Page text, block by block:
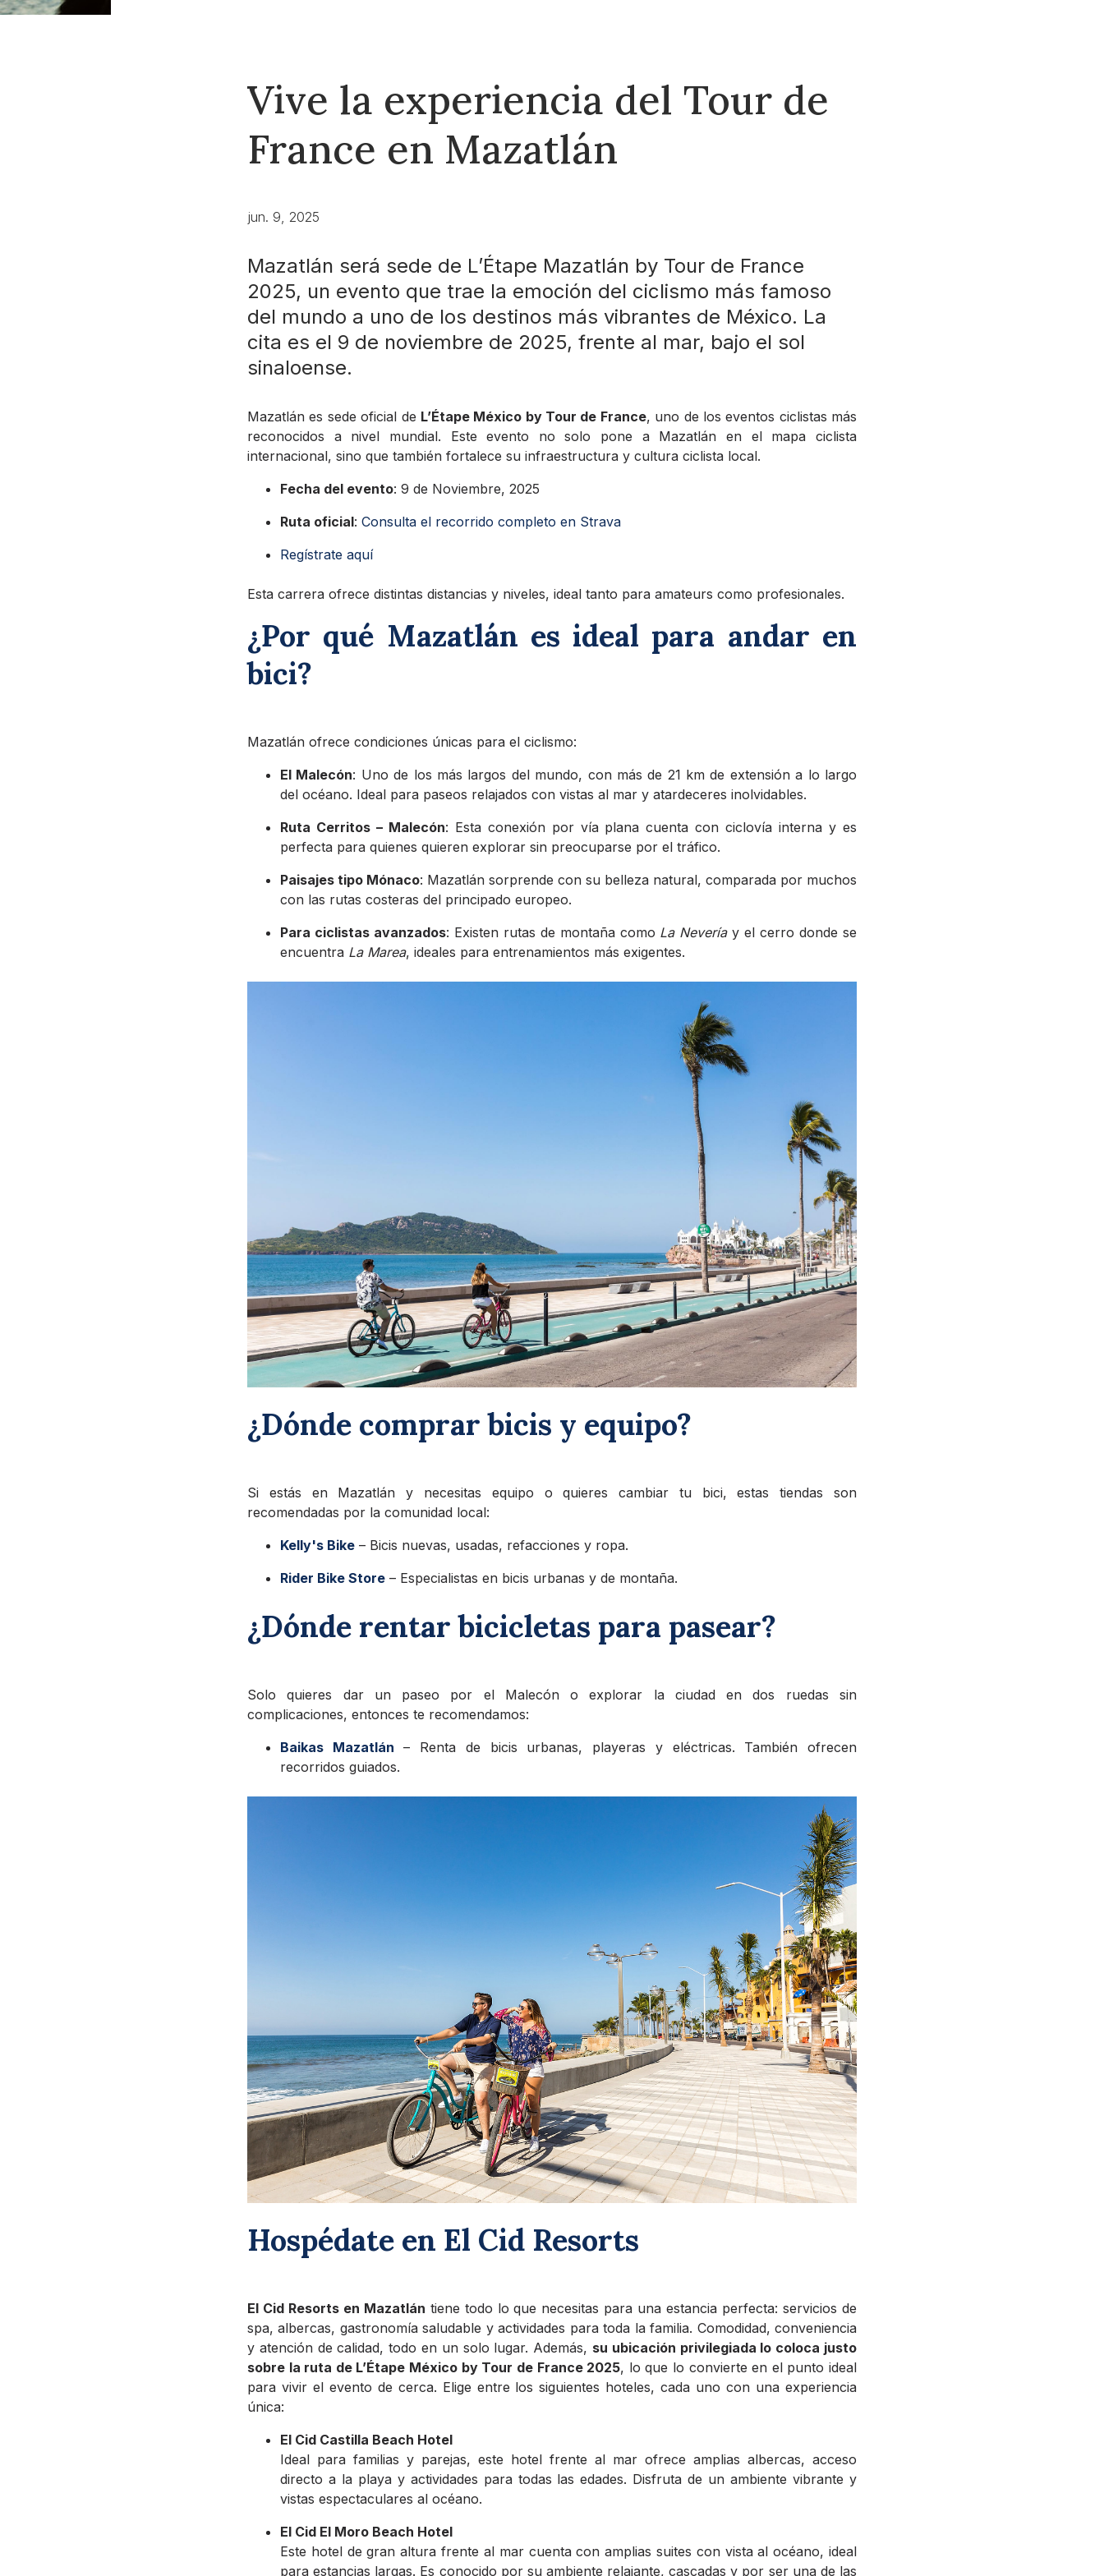
Vive la experiencia del Tour de
France en Mazatlán
jun. 9, 2025
Mazatlán será sede de L’Étape Mazatlán by Tour de France
2025, un evento que trae la emoción del ciclismo más famoso
del mundo a uno de los destinos más vibrantes de México. La
cita es el 9 de noviembre de 2025, frente al mar, bajo el sol
sinaloense.
Mazatlán es sede oficial de L’Étape México by Tour de France, uno de los eventos ciclistas más
reconocidos a nivel mundial. Este evento no solo pone a Mazatlán en el mapa ciclista
internacional, sino que también fortalece su infraestructura y cultura ciclista local.
Fecha del evento: 9 de Noviembre, 2025
Ruta oficial: Consulta el recorrido completo en Strava
Regístrate aquí
Esta carrera ofrece distintas distancias y niveles, ideal tanto para amateurs como profesionales.
¿Por qué Mazatlán es ideal para andar en
bici?
Mazatlán ofrece condiciones únicas para el ciclismo:
El Malecón: Uno de los más largos del mundo, con más de 21 km de extensión a lo largo
del océano. Ideal para paseos relajados con vistas al mar y atardeceres inolvidables.
Ruta Cerritos – Malecón: Esta conexión por vía plana cuenta con ciclovía interna y es
perfecta para quienes quieren explorar sin preocuparse por el tráfico.
Paisajes tipo Mónaco: Mazatlán sorprende con su belleza natural, comparada por muchos
con las rutas costeras del principado europeo.
Para ciclistas avanzados: Existen rutas de montaña como La Neveríay el cerro donde se
encuentra La Marea, ideales para entrenamientos más exigentes.
¿Dónde comprar bicis y equipo?
Si estás en Mazatlán y necesitas equipo o quieres cambiar tu bici, estas tiendas son
recomendadas por la comunidad local:
Kelly's Bike – Bicis nuevas, usadas, refacciones y ropa.
Rider Bike Store – Especialistas en bicis urbanas y de montaña.
¿Dónde rentar bicicletas para pasear?
Solo quieres dar un paseo por el Malecón o explorar la ciudad en dos ruedas sin
complicaciones, entonces te recomendamos:
Baikas Mazatlán – Renta de bicis urbanas, playeras y eléctricas. También ofrecen
recorridos guiados.
Hospédate en El Cid Resorts
El Cid Resorts en Mazatlán tiene todo lo que necesitas para una estancia perfecta: servicios de
spa, albercas, gastronomía saludable y actividades para toda la familia. Comodidad, conveniencia
y atención de calidad, todo en un solo lugar. Además, su ubicación privilegiada lo coloca justo
sobre la ruta de L’Étape México by Tour de France 2025, lo que lo convierte en el punto ideal
para vivir el evento de cerca. Elige entre los siguientes hoteles, cada uno con una experiencia
única:
El Cid Castilla Beach Hotel
Ideal para familias y parejas, este hotel frente al mar ofrece amplias albercas, acceso
directo a la playa y actividades para todas las edades. Disfruta de un ambiente vibrante y
vistas espectaculares al océano.
El Cid El Moro Beach Hotel
Este hotel de gran altura frente al mar cuenta con amplias suites con vista al océano, ideal
para estancias largas. Es conocido por su ambiente relajante, cascadas y por ser una de las